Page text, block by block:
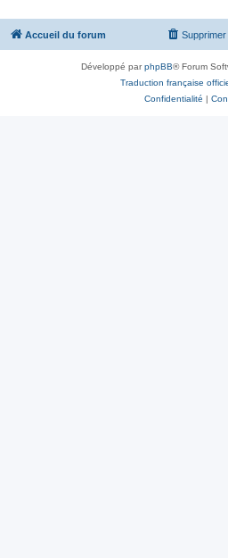
Accueil du forum
Développé parphpBB® Forum
Traduction française
Confidentialité |